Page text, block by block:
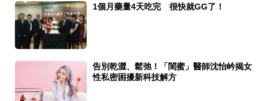
1個月藥量4天吃完 很快就GG了！
告別乾澀、鬆弛！「閨蜜」醫師沈怡岒揭女
性私密困擾新科技解方